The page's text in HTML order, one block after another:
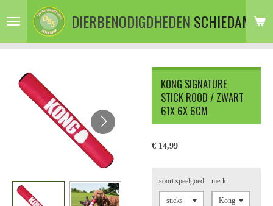
direct
de
DIERBENODIGDHEDEN SCHIEDAM
KONG SIGNATURE
STICK ROOD / ZWART
61X 6X 6CM
€ 14,99
soort speelgoed merk